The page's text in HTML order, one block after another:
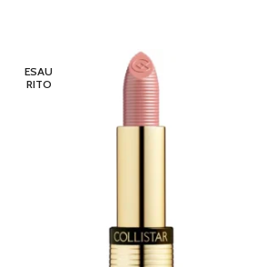
ESAU
RITO